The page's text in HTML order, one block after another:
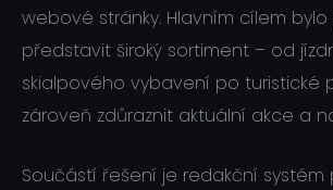
webové stránky. Hlavním cílem
představit široký sortiment – od
skialpového vybavení po turistické
zároveň zdůraznit aktuální akce a
Součástí řešení je redakční systém